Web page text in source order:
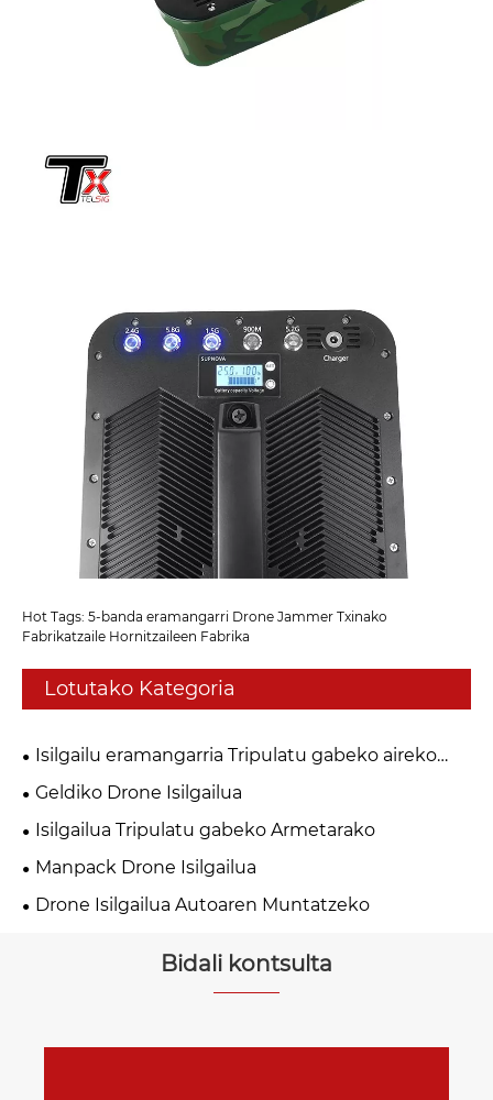
Hot Tags: 5-banda eramangarri Drone Jammer Txinako
Fabrikatzaile Hornitzaileen Fabrika
Lotutako Kategoria
Isilgailu eramangarria Tripulatu gabeko aireko
ibilgailuetarako
Geldiko Drone Isilgailua
Isilgailua Tripulatu gabeko Armetarako
Manpack Drone Isilgailua
Drone Isilgailua Autoaren Muntatzeko
Bidali kontsulta